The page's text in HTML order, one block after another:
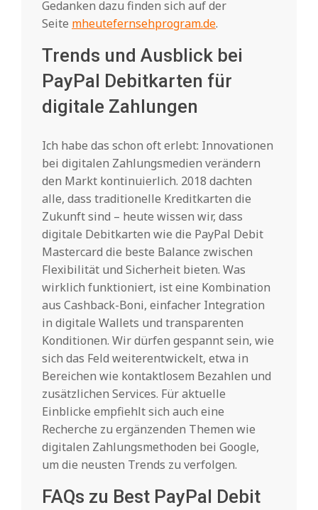
Gedanken dazu finden sich auf der
Seite mheutefernsehprogram.de.
Trends und Ausblick bei
PayPal Debitkarten für
digitale Zahlungen
Ich habe das schon oft erlebt: Innovationen
bei digitalen Zahlungsmedien verändern
den Markt kontinuierlich. 2018 dachten
alle, dass traditionelle Kreditkarten die
Zukunft sind – heute wissen wir, dass
digitale Debitkarten wie die PayPal Debit
Mastercard die beste Balance zwischen
Flexibilität und Sicherheit bieten. Was
wirklich funktioniert, ist eine Kombination
aus Cashback-Boni, einfacher Integration
in digitale Wallets und transparenten
Konditionen. Wir dürfen gespannt sein, wie
sich das Feld weiterentwickelt, etwa in
Bereichen wie kontaktlosem Bezahlen und
zusätzlichen Services. Für aktuelle
Einblicke empfiehlt sich auch eine
Recherche zu ergänzenden Themen wie
digitalen Zahlungsmethoden bei Google,
um die neusten Trends zu verfolgen.
FAQs zu Best PayPal Debit